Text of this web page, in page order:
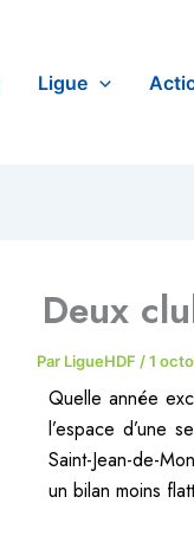
Ligue
Deux
Par LigueHDF /1
Quelle année
l’espace d’une
Saint-Jean-de-
un bilan moins